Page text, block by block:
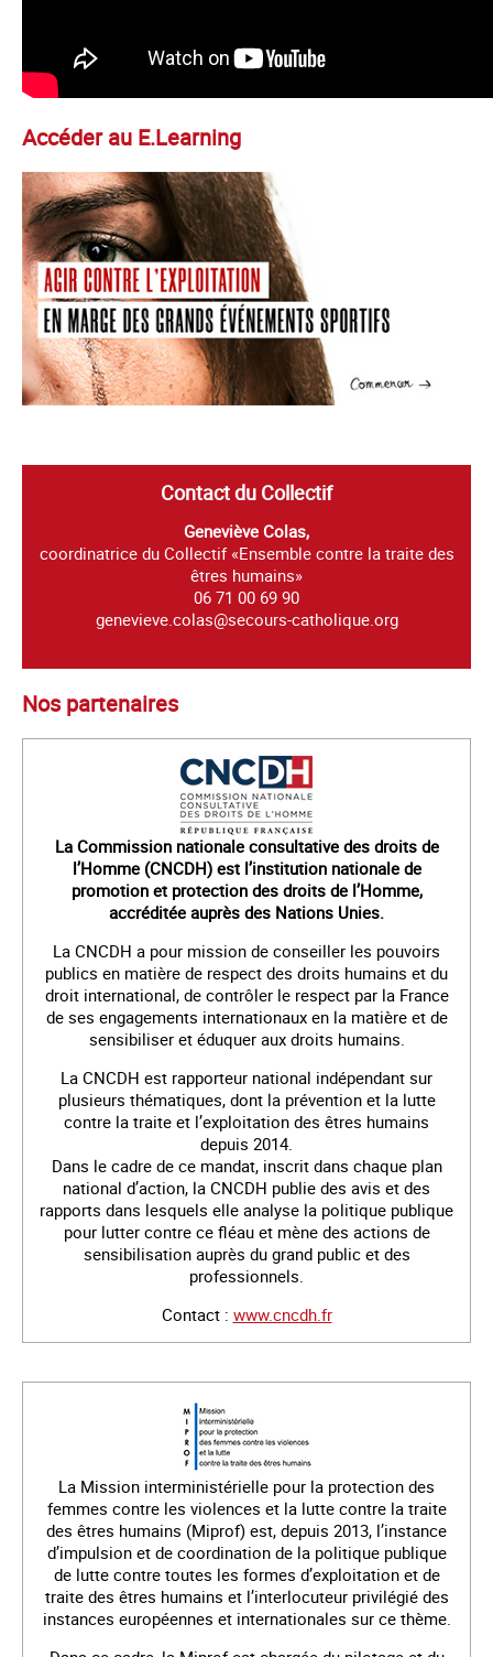
Accéder au E.Learning
Contact du Collectif
Geneviève Colas,
coordinatrice du Collectif «Ensemble contre la traite des
êtres humains»
06 71 00 69 90
genevieve.colas@secours-catholique.org
Nos partenaires
La Commission nationale consultative des droits de
l’Homme (CNCDH) est l’institution nationale de
promotion et protection des droits de l’Homme,
accréditée auprès des Nations Unies.
La CNCDH a pour mission de conseiller les pouvoirs
publics en matière de respect des droits humains et du
droit international, de contrôler le respect par la France
de ses engagements internationaux en la matière et de
sensibiliser et éduquer aux droits humains.
La CNCDH est rapporteur national indépendant sur
plusieurs thématiques, dont la prévention et la lutte
contre la traite et l’exploitation des êtres humains
depuis 2014.
Dans le cadre de ce mandat, inscrit dans chaque plan
national d’action, la CNCDH publie des avis et des
rapports dans lesquels elle analyse la politique publique
pour lutter contre ce fléau et mène des actions de
sensibilisation auprès du grand public et des
professionnels.
Contact : www.cncdh.fr
La Mission interministérielle pour la protection des
femmes contre les violences et la lutte contre la traite
des êtres humains (Miprof) est, depuis 2013, l’instance
d’impulsion et de coordination de la politique publique
de lutte contre toutes les formes d’exploitation et de
traite des êtres humains et l’interlocuteur privilégié des
instances européennes et internationales sur ce thème.